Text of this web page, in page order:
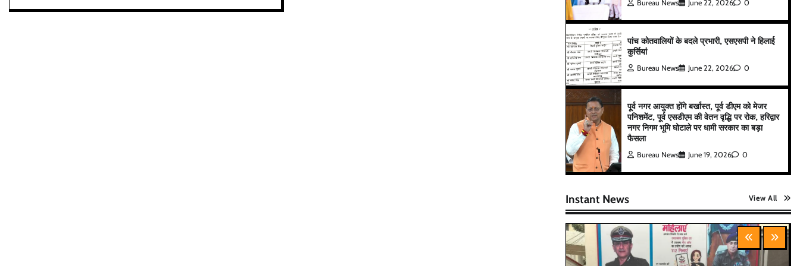
Bureau News June 22, 2026 0
पांच कोतवालियों के बदले प्रभारी, एसएसपी ने हिलाई
कुर्सियां
Bureau News June 22, 2026 0
पूर्व नगर आयुक्त होंगे बर्खास्त, पूर्व डीएम को मेजर
पनिशमेंट, पूर्व एसडीएम की वेतन वृद्धि पर रोक, हरिद्वार
नगर निगम भूमि घोटाले पर धामी सरकार का बड़ा
फैसला
Bureau News June 19, 2026 0
Instant News View All